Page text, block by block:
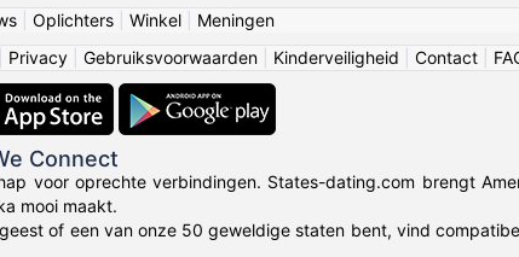
| Oplichters| Winkel| Meningen
Privacy Gebruiksvoorwaarden Kinderveiligheid Contact
Connect
voor oprechte verbindingen. States-dating.com brengt
mooi maakt.
of een van onze 50 geweldige staten bent, vind